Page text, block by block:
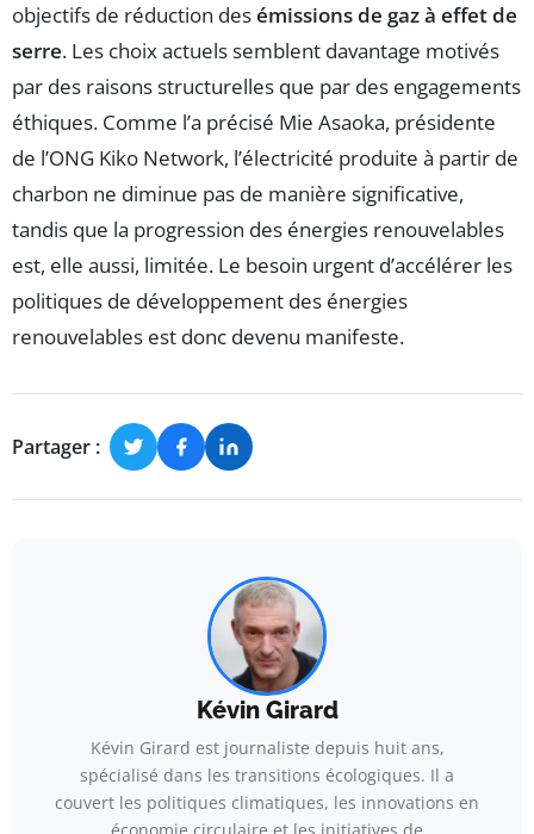
objectifs de réduction desémissions de gaz à effet de
serre. Les choix actuels semblent davantage motivés
par des raisons structurelles que par des engagements
éthiques. Comme l’a précisé Mie Asaoka, présidente
de l’ONG Kiko Network, l’électricité produite à partir de
charbon ne diminue pas de manière significative,
tandis que la progression des énergies renouvelables
est, elle aussi, limitée. Le besoin urgent d’accélérer les
politiques de développement des énergies
renouvelables est donc devenu manifeste.
Partager :
Kévin Girard
Kévin Girard est journaliste depuis huit ans,
spécialisé dans les transitions écologiques. Il a
couvert les politiques climatiques, les innovations en